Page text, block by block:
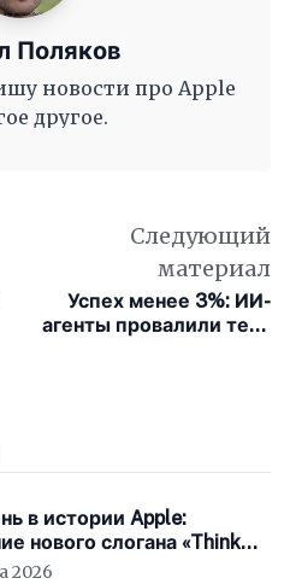
Поляков
новости про Apple
другое.
Следующий
материал
Успех менее 3%: ИИ-
агенты провалили тест
в истории Apple:
нового слогана «Think
2026